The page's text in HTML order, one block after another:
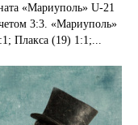
«Мариуполь» U-21
3:3. «Мариуполь»
Плакса (19) 1:1;...